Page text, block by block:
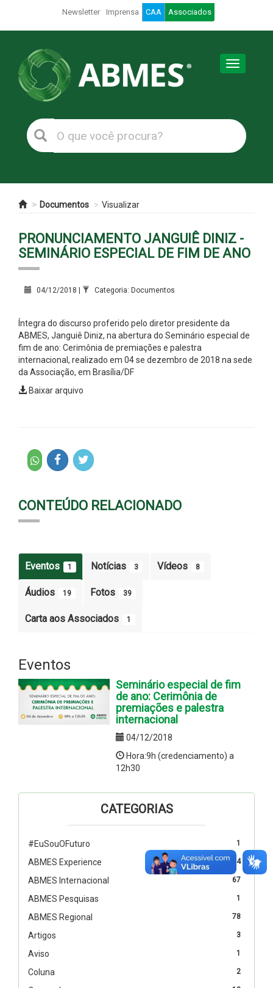
Newsletter Imprensa CAA Associados
Toggle
Documentos Visualizar
PRONUNCIAMENTO JANGUIÊ DINIZ -
SEMINÁRIO ESPECIAL DE FIM DE ANO
04/12/2018 | Categoria: Documentos
Íntegra do discurso proferido pelo diretor presidente da
ABMES, Janguiê Diniz, na abertura do Seminário especial de
fim de ano: Cerimônia de premiações e palestra
internacional, realizado em 04 se dezembro de 2018 na sede
da Associação, em Brasília/DF
Baixar arquivo
CONTEÚDO RELACIONADO
Eventos 1 Notícias 3 Vídeos 8
Áudios 19 Fotos 39
Carta aos Associados 1
Eventos
Seminário especial de fim
de ano: Cerimônia de
premiações e palestra
internacional
04/12/2018
Hora:9h (credenciamento) a
12h30
CATEGORIAS
1
#EuSouOFuturo
4
ABMES Experience
67
ABMES Internacional
1
ABMES Pesquisas
78
ABMES Regional
3
Artigos
1
Aviso
2
Coluna